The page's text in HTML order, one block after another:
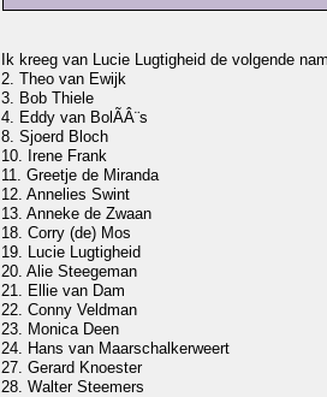
Ik kreeg van Lucie Lugtigheid de volgende
2. Theo van Ewijk
3. Bob Thiele
4. Eddy van BolÃÂ¨s
8. Sjoerd Bloch
10. Irene Frank
11. Greetje de Miranda
12. Annelies Swint
13. Anneke de Zwaan
18. Corry (de) Mos
19. Lucie Lugtigheid
20. Alie Steegeman
21. Ellie van Dam
22. Conny Veldman
23. Monica Deen
24. Hans van Maarschalkerweert
27. Gerard Knoester
28. Walter Steemers